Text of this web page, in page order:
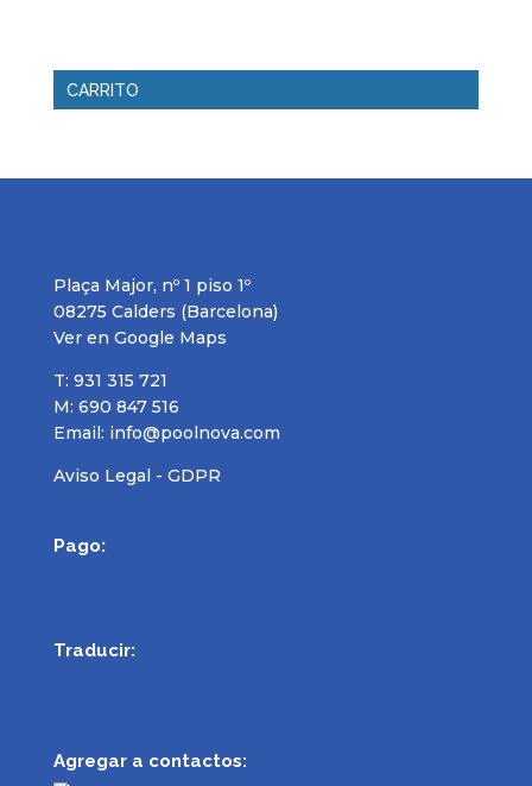
CARRITO
Plaça Major, nº 1 piso 1º
08275 Calders (Barcelona)
Ver en Google Maps
T: 931 315 721
M: 690 847 516
Email: info@poolnova.com
Aviso Legal - GDPR
Pago:
Traducir:
Agregar a contactos: